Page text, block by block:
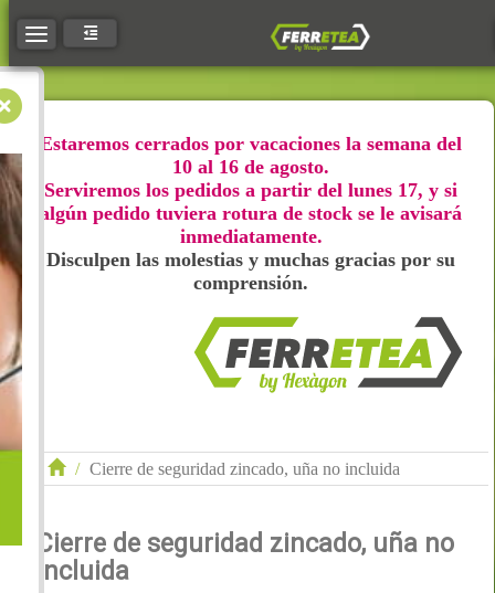
Toggle navigation
Estaremos cerrados por vacaciones la semana del
10 al 16 de agosto.
Serviremos los pedidos a partir del lunes 17, y si
algún pedido tuviera rotura de stock se le avisará
inmediatamente.
Disculpen las molestias y muchas gracias por su
comprensión.
Cierre de seguridad zincado, uña no incluida
Cierre de seguridad zincado, uña no
incluida